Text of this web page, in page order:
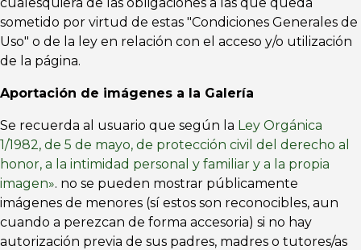
sometido por virtud de estas "Condiciones Generales de
Uso" o de la ley en relación con el acceso y/o utilización
de la página.
Aportación de imágenes a la Galería
Se recuerda al usuario que según la Ley Orgánica
1/1982, de 5 de mayo, de protección civil del derecho al
honor, a la intimidad personal y familiar y a la propia
imagen». no se pueden mostrar públicamente
imágenes de menores (sí estos son reconocibles, aun
cuando a perezcan de forma accesoria) si no hay
autorización previa de sus padres, madres o tutores/as